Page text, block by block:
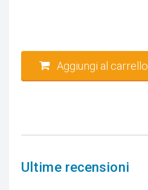
Aggiungi al carrello
Ultime recensioni